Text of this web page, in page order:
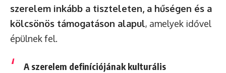
szerelem inkább a tiszteleten, a hűségen és a
kölcsönös támogatáson alapul, amelyek idővel
épülnek fel.
A szerelem definíciójának kulturális